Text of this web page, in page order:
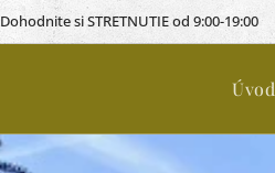
Dohodnite si STRETNUTIE od 9:00-19:00
Úvod